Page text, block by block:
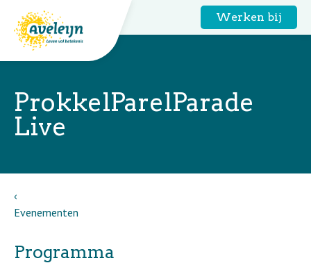
Werken bij
ProkkelParelParade
Live
Evenementen
Programma